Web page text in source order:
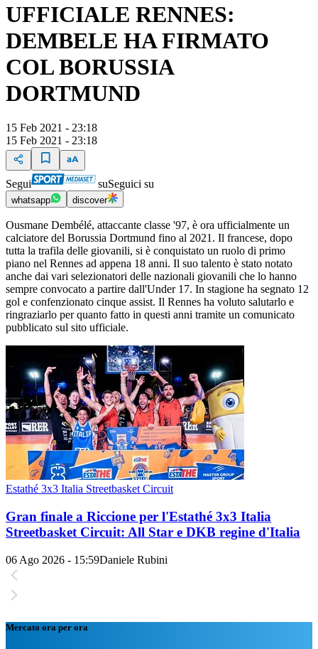
UFFICIALE RENNES:
DEMBELE HA FIRMATO
COL BORUSSIA
DORTMUND
15 Feb 2021 - 23:18
15 Feb 2021 - 23:18
Segui suSeguici su
whatsapp discover
Ousmane Dembélé, attaccante classe '97, è ora ufficialmente un
calciatore del Borussia Dortmund fino al 2021. Il francese, dopo
tutta la trafila delle giovanili, si è conquistato un ruolo di primo
piano nel Rennes ad appena 18 anni. Il suo talento è stato notato
anche dai vari selezionatori delle nazionali giovanili che lo hanno
sempre convocato a partire dall'Under 17. In stagione ha segnato 12
gol e confenzionato cinque assist. Il Rennes ha voluto salutarlo e
ringraziarlo per quanto fatto in questi anni tramite un comunicato
pubblicato sul sito ufficiale.
Estathé 3x3 Italia Streetbasket Circuit
Gran finale a Riccione per l'Estathé 3x3 Italia
Streetbasket Circuit: All Star e DKB regine d'Italia
06 Ago 2026 - 15:59Daniele Rubini
Mercato ora per ora